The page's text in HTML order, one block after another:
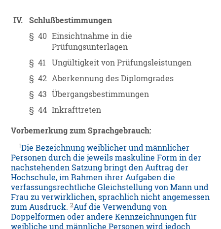
IV.
Schlußbestimmungen
§ 40 Einsichtnahme in die
Prüfungsunterlagen
§ 41
Ungültigkeit von Prüfungsleistungen
§ 42 Aberkennung des Diplomgrades
§ 43 Übergangsbestimmungen
§ 44 Inkrafttreten
Vorbemerkung zum Sprachgebrauch:
1Die Bezeichnung weiblicher und männlicher
Personen durch die jeweils maskuline Form in der
nachstehenden Satzung bringt den Auftrag der
Hochschule, im Rahmen ihrer Aufgaben die
verfassungsrechtliche Gleichstellung von Mann und
Frau zu verwirklichen, sprachlich nicht angemessen
zum Ausdruck.2Auf die Verwendung von
Doppelformen oder andere Kennzeichnungen für
weibliche und männliche Personen wird jedoch